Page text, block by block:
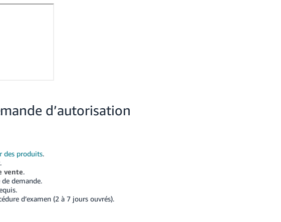
d’autorisation
des produits.
vente.
demande.
d’examen (2 à 7 jours ouvrés).